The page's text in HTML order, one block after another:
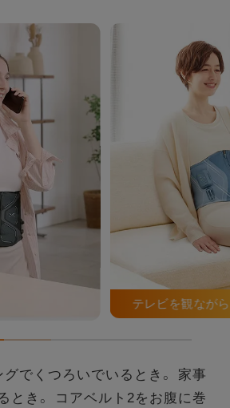
グでくつろいでいるとき。
家事
とき。
コアベルト2をお腹に巻
ながら 家事